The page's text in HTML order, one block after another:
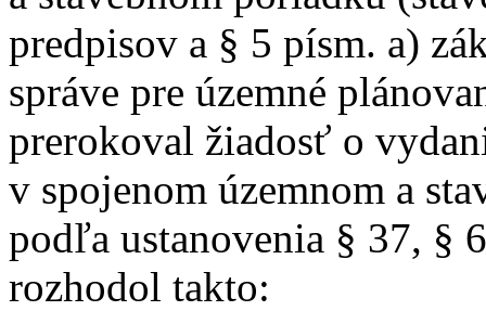
predpisov a § 5 písm. a)
správe pre územné
prerokoval žiadosť o
v spojenom územnom a
podľa ustanovenia § 37, §
rozhodol takto: